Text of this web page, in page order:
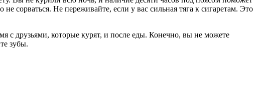
сорваться. Не переживайте, если у вас сильная тяга к сигаретам. Это
с друзьями, которые курят, и после еды. Конечно, вы не можете
зубы.